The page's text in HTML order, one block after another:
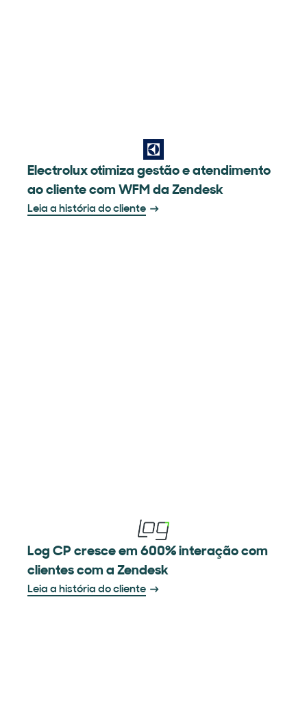
Electrolux otimiza gestão e atendimento
ao cliente com WFM da Zendesk
Leia a história do cliente
Log CP cresce em 600% interação com
clientes com a Zendesk
Leia a história do cliente